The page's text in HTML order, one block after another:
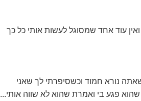
עוד אחד שמסוגל לעשות אותי כל כך
נורא חמוד וכשסיפרתי לך שאני
פגע בי ואמרת שהוא לא שווה אותי...